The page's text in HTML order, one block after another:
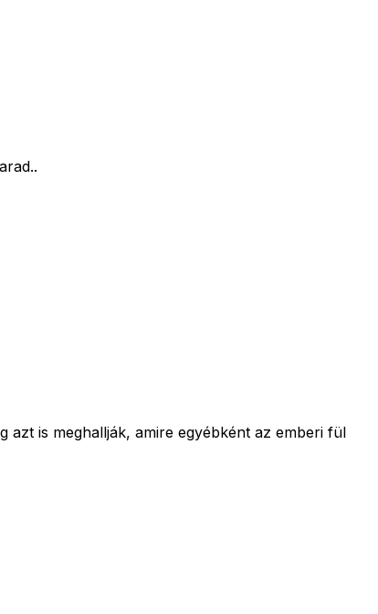
azt is meghallják, amire egyébként az emberi fül